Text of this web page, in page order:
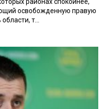
районах спокойнее,
освобожденную правую
т...